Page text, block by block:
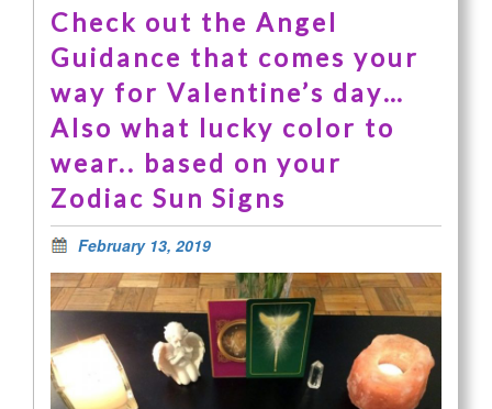
Check out the Angel
Guidance that comes your
way for Valentine’s day…
Also what lucky color to
wear.. based on your
Zodiac Sun Signs
February 13, 2019